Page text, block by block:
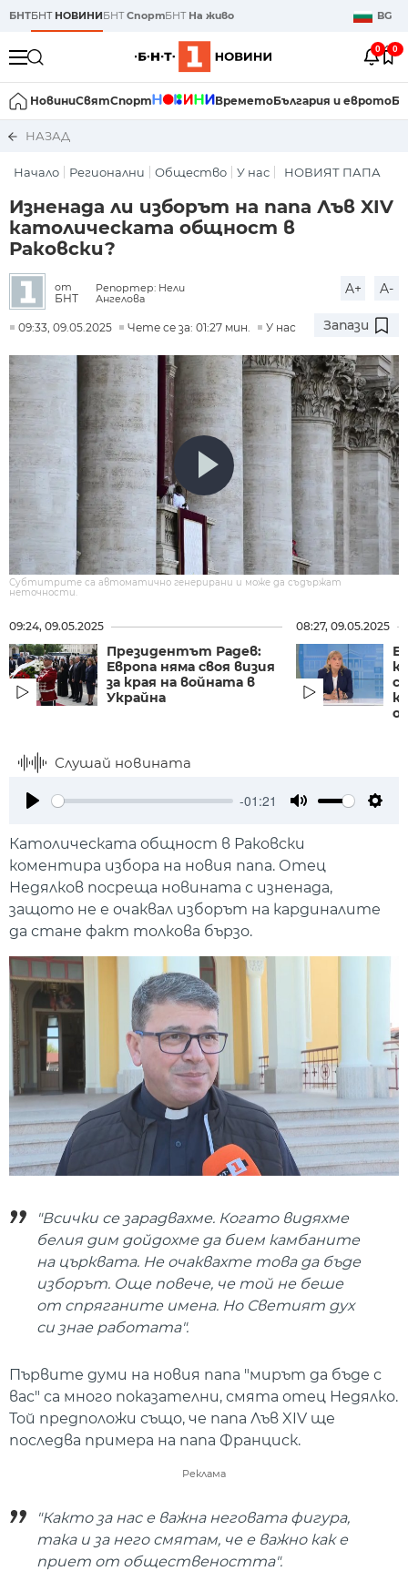
БНТБНТ НОВИНИБНТСпортБНТ На живо BG
0 0
НовиниСвятСпорт ВреметоБългария и еврото
НАЗАД
Начало Регионални Общество У нас НОВИЯТ ПАПА
Изненада ли изборът на папа Лъв XIV
католическата общност в
Раковски?
от
БНТ
Репортер: Нели
Ангелова
A+ A-
09:33, 09.05.2025 Чете се за: 01:27 мин. У нас Запази
Субтитрите са автоматично генерирани и може да съдържат
неточности.
09:24, 09.05.2025
Президентът Радев:
Европа няма своя визия
за края на войната в
Украйна
08:27, 09.05.2025
Слушай новината
-01:21
Католическата общност в Раковски
коментира избора на новия папа. Отец
Недялков посреща новината с изненада,
защото не е очаквал изборът на кардиналите
да стане факт толкова бързо.
"Всички се зарадвахме. Когато видяхме
белия дим дойдохме да бием камбаните
на църквата. Не очаквахте това да бъде
изборът. Още повече, че той не беше
от спряганите имена. Но Светият дух
си знае работата".
Първите думи на новия папа "мирът да бъде с
вас" са много показателни, смята отец Недялко.
Той предположи също, че папа Лъв XIV ще
последва примера на папа Франциск.
Реклама
"Както за нас е важна неговата фигура,
така и за него смятам, че е важно как е
приет от обществеността".